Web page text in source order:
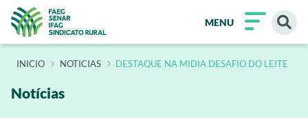
MENU
INÍCIO NOTICIAS DESTAQUE NA MIDIA DESAFIO DO LEITE
Notícias